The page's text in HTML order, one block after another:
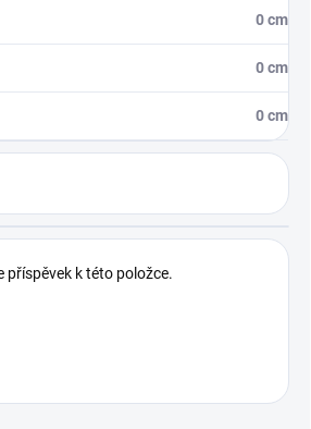
0 cm
0 cm
0 cm
příspěvek k této položce.